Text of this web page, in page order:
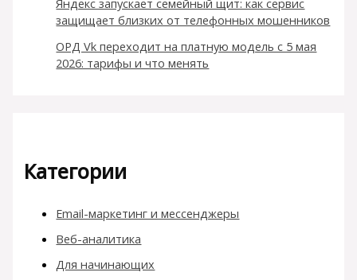
Яндекс запускает семейный щит: как сервис
защищает близких от телефонных мошенников
ОРД Vk переходит на платную модель с 5 мая
2026: тарифы и что менять
Категории
Email-маркетинг и мессенджеры
Веб-аналитика
Для начинающих